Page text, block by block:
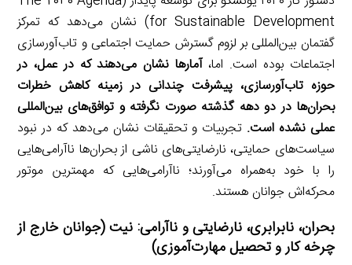
for Sustainable Development) نشان می‌دهد که تمرکز
گفتمان بین‌المللی بر لزوم گسترش حمایت اجتماعی و تاب‌آورسازی
اجتماعات بوده است. اما،آمارها نشان می‌دهند که در عمل، در
حوزه تاب‌آورسازی،پیشرفت چندانی در زمینه کاهش خطرات
بحران‌ها در دو دهه گذشته صورت نگرفته و توافق‌های بین‌المللی
عملی نشده‌ است. تجربیات و تحقیقات نشان می‌دهد که در نبود
سیاست‌های حمایتی، نارضایتی‌های ناشی از بحران‌ها ناآرامی‌هایی
را با خود به‌همراه می‌آورند؛ ناآرامی‌هایی که مهمترین موتور
محرکه‌اش جوانان هستند.
بحران، نابرابری، نارضایتی و ناآرامی: نیت (جوانان خارج از
چرخه کار و تحصیل مهارت‌آموزی)